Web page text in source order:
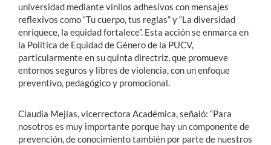
universidad mediante vinilos adhesivos con mensajes
reflexivos como “Tu cuerpo, tus reglas” y “La diversidad
enriquece, la equidad fortalece”. Esta acción se enmarca en
la Política de Equidad de Género de la PUCV,
particularmente en su quinta directriz, que promueve
entornos seguros y libres de violencia, con un enfoque
preventivo, pedagógico y promocional.
Claudia Mejías, vicerrectora Académica, señaló: “Para
nosotros es muy importante porque hay un componente de
prevención, de conocimiento también por parte de nuestros